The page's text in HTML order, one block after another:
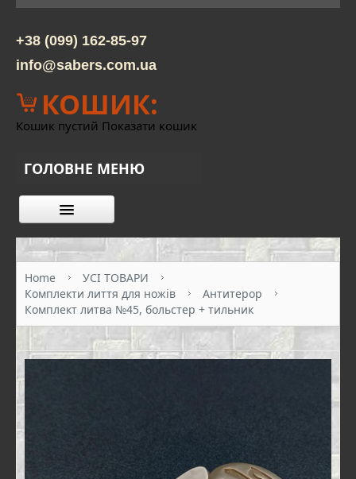
+38 (099) 162-85-97
info@sabers.com.ua
КОШИК:
Кошик пустий Показати кошик
ГОЛОВНЕ МЕНЮ
КАТАЛОГ ТОВАРІВ
КОНТАКТИ
ОПЛАТА ТА ДОСТАВКА
Home
УСІ ТОВАРИ
Комплекти лиття для ножів
Антитерор
Комплект литва №45, больстер + тильник